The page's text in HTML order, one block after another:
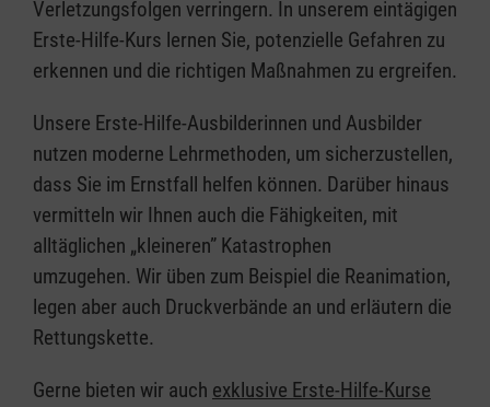
Verletzungsfolgen verringern. In unserem eintägigen
Erste-Hilfe-Kurs lernen Sie, potenzielle Gefahren zu
erkennen und die richtigen Maßnahmen zu ergreifen.
Unsere Erste-Hilfe-Ausbilderinnen und Ausbilder
nutzen moderne Lehrmethoden, um sicherzustellen,
dass Sie im Ernstfall helfen können. Darüber hinaus
vermitteln wir Ihnen auch die Fähigkeiten, mit
alltäglichen „kleineren” Katastrophen
umzugehen. Wir üben zum Beispiel die Reanimation,
legen aber auch Druckverbände an und erläutern die
Rettungskette.
Gerne bieten wir auch exklusive Erste-Hilfe-Kurse